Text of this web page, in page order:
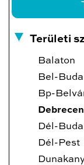
Területi
Balaton
Bel-Buda
Bp-
Debrecen
Dél-Buda
Dél-Pest